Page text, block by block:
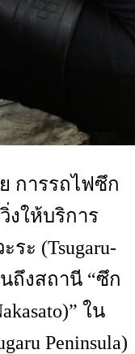
การรถไฟซึก
งให้บริการ
ะ (Tsugaru-
นถึงสถานี “ซึก
ใน
Peninsula)